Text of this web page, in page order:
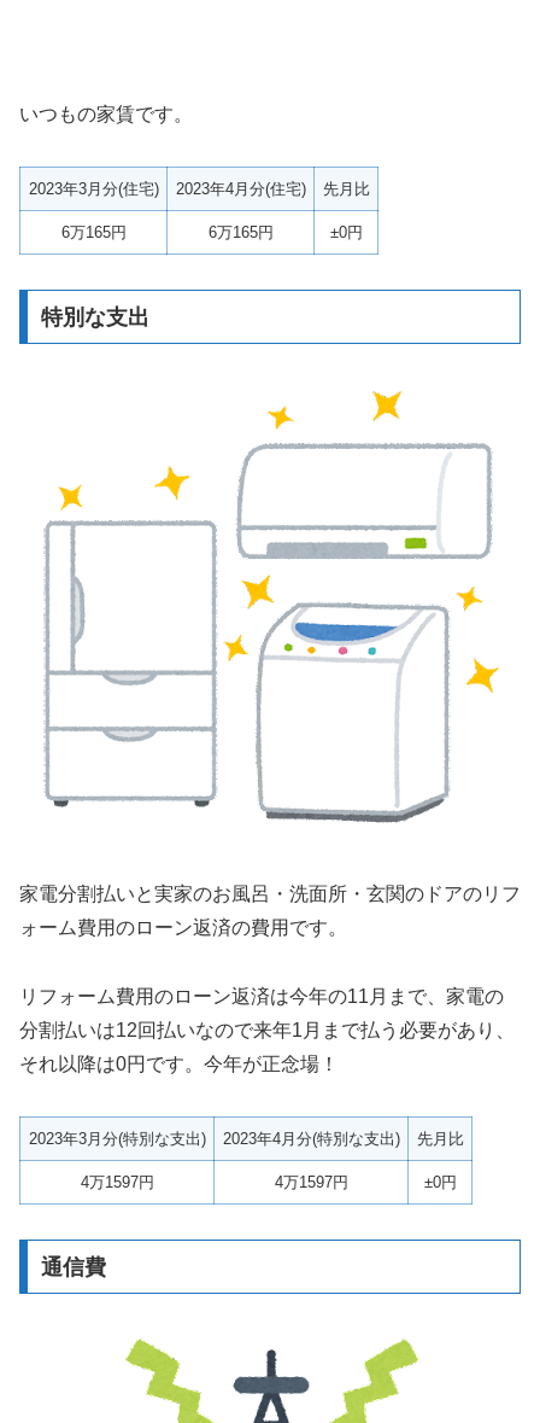
いつもの家賃です。
2023年3月分(住宅) 2023年4月分(住宅) 先月比
6万165円 6万165円 ±0円
特別な支出
家電分割払いと実家のお風呂・洗面所・玄関のドアのリフ
ォーム費用のローン返済の費用です。
リフォーム費用のローン返済は今年の11月まで、家電の
分割払いは12回払いなので来年1月まで払う必要があり、
それ以降は0円です。今年が正念場！
2023年3月分(特別な支出) 2023年4月分(特別な支出) 先月比
4万1597円 4万1597円 ±0円
通信費